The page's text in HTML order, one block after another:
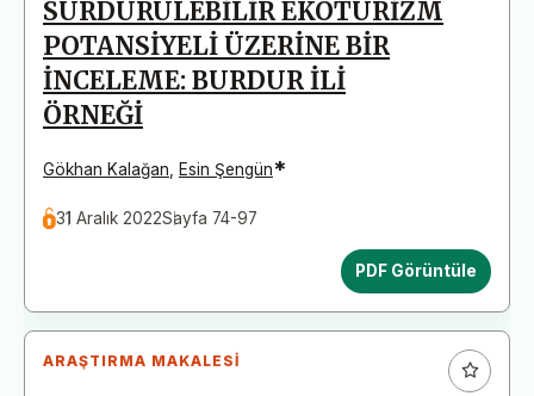
SÜRDÜRÜLEBİLİR EKOTURİZM
POTANSİYELİ ÜZERİNE BİR
İNCELEME: BURDUR İLİ
ÖRNEĞİ
Gökhan Kalağan Esin Şengün*
31 Aralık 2022Sayfa 74-97
PDF Görüntüle
ARAŞTIRMA MAKALESI